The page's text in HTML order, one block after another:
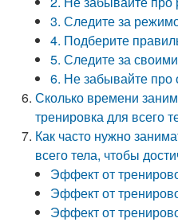
3. Следите за
4. Подберите
5. Следите за
6. Не забывайте про
Сколько времени
тренировка для всего
Как часто нужно
всего тела, чтобы
Эффект от
Эффект от
Эффект от